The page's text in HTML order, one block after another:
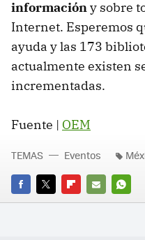
informacióny sobre
Internet. Esperemos
ayuda y las 173
actualmente existen
incrementadas.
Fuente | OEM
FACEBOOK
TWITTERFLIPBOARD
E-
TEMAS Eventos